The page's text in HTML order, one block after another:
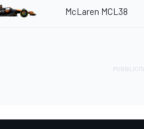
McLaren MCL38